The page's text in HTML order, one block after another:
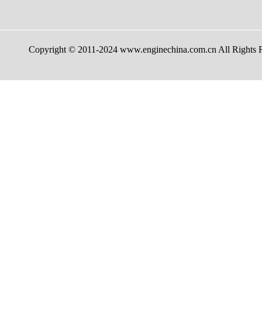
Copyright © 2011-2024 www.enginechina.com.cn All